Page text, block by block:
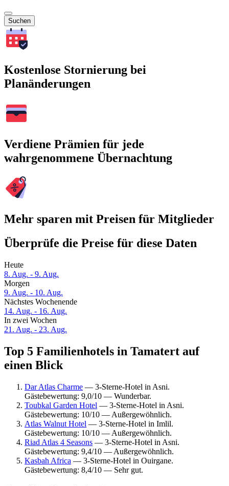
Suchen
Kostenlose Stornierung bei
Planänderungen
Verdiene Prämien für jede
wahrgenommene Übernachtung
Mehr sparen mit Preisen für Mitglieder
Überprüfe die Preise für diese Daten
Heute
8. Aug. - 9. Aug.
Morgen
9. Aug. - 10. Aug.
Nächstes Wochenende
14. Aug. - 16. Aug.
In zwei Wochen
21. Aug. - 23. Aug.
Top 5 Familienhotels in Tamatert auf
einen Blick
Dar Atlas Charme — 3-Sterne-Hotel in Asni.
Gästebewertung: 9,0/10 — Wunderbar.
Toubkal Garden Hotel — 3-Sterne-Hotel in Asni.
Gästebewertung: 10/10 — Außergewöhnlich.
Atlas Walnut Hotel — 3-Sterne-Hotel in Imlil.
Gästebewertung: 10/10 — Außergewöhnlich.
Riad Atlas 4 Seasons — 3-Sterne-Hotel in Asni.
Gästebewertung: 9,4/10 — Außergewöhnlich.
Kasbah Africa — 3-Sterne-Hotel in Ouirgane.
Gästebewertung: 8,4/10 — Sehr gut.